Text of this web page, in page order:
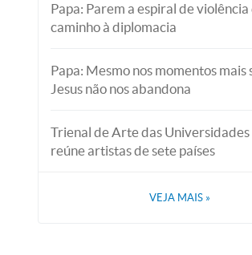
Papa: Parem a espiral de
caminho à diplomacia
Papa: Mesmo nos momentos mais
Jesus não nos abandona
Trienal de Arte das
reúne artistas de sete países
VEJA MAIS »